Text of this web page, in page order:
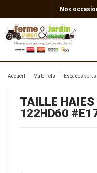
Nos
Accueil Matériels Espaces verts
TAILLE HAIES
122HD60